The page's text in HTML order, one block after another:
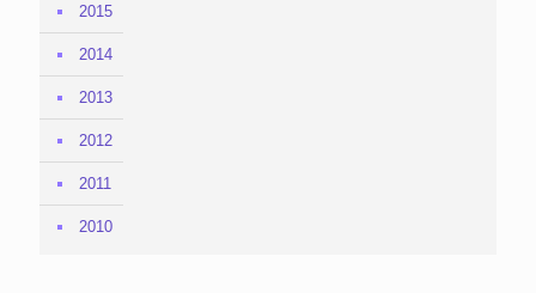
2015
2014
2013
2012
2011
2010